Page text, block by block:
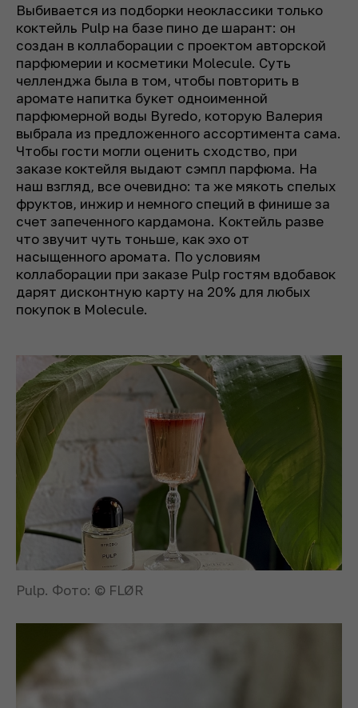
Выбивается из подборки неоклассики только
коктейль Pulp на базе пино де шарант: он
создан в коллаборации с проектом авторской
парфюмерии и косметики Molecule. Суть
челленджа была в том, чтобы повторить в
аромате напитка букет одноименной
парфюмерной воды Byredo, которую Валерия
выбрала из предложенного ассортимента сама.
Чтобы гости могли оценить сходство, при
заказе коктейля выдают сэмпл парфюма. На
наш взгляд, все очевидно: та же мякоть спелых
фруктов, инжир и немного специй в финише за
счет запеченного кардамона. Коктейль разве
что звучит чуть тоньше, как эхо от
насыщенного аромата. По условиям
коллаборации при заказе Pulp гостям вдобавок
дарят дисконтную карту на 20% для любых
покупок в Molecule.
Pulp. Фото: © FLØR